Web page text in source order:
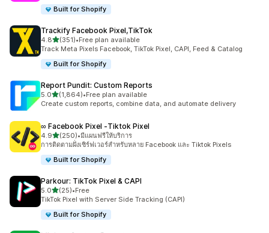
Built for Shopify
Trackify Facebook Pixel,TikTok
4.8เต็ม 5 ดาว
(351)
ทั้งหมด 351 รีวิว
•Free plan available
Track Meta Pixels Facebook, TikTok Pixel, CAPI, Feed & Catalog
Built for Shopify
Report Pundit: Custom Reports
5.0เต็ม 5 ดาว
(1,864)
ทั้งหมด 1864 รีวิว
•Free plan available
Create custom reports, combine data, and automate delivery
∞ Facebook Pixel ‑Tiktok Pixel
4.9เต็ม 5 ดาว
(250)
ทั้งหมด 250 รีวิว
•มีแผนฟรีให้บริการ
การติดตามฝั่งเซิร์ฟเวอร์สำหรับหลาย Facebook และ Tiktok Pixels
Built for Shopify
Parkour: TikTok Pixel & CAPI
5.0เต็ม 5 ดาว
(25)
ทั้งหมด 25 รีวิว
•Free
TikTok Pixel with Server Side Tracking (CAPI)
Built for Shopify